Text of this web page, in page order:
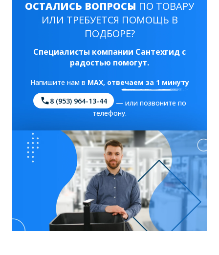
ОСТАЛИСЬ ВОПРОСЫ ПО ТОВАРУ
ИЛИ ТРЕБУЕТСЯ ПОМОЩЬ В
ПОДБОРЕ?
Специалисты компании Сантехгид с
радостью помогут.
Напишите нам в MAX, отвечаем за 1 минуту
8 (953) 964-13-44
— или позвоните по
телефону.